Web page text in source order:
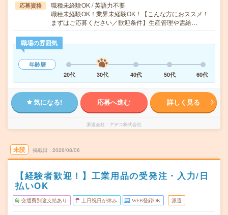
応募資格
職種未経験OK / 英語力不要
職種未経験OK！業界未経験OK！【こんな方におススメ！
まずはご応募ください／歓迎条件】生産管理や需給…
職場の雰囲気
年齢層
20代
30代 40代 50代 60代
気になる! 応募へ進む 詳しく見る
派遣会社 アデコ株式会社
未読 掲載日 2026/08/06
【経験者歓迎！】工業用品の受発注・入力/日
払いOK
交通費別途支給あり 土日祝日が休み WEB登録OK 派遣